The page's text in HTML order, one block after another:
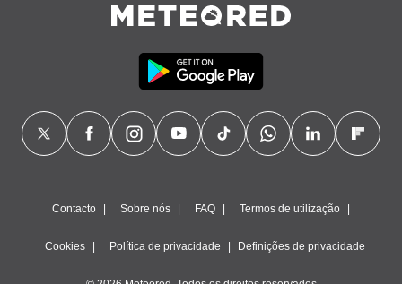
Contacto Sobre nós FAQ Termos de utilização
Cookies Política de privacidade Definições de privacidade